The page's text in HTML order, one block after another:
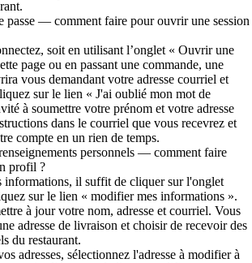
passe — comment faire pour ouvrir une session
soit en utilisant l’onglet « Ouvrir une
page ou en passant une commande, une
vous demandant votre adresse courriel et
sur le lien « J'ai oublié mon mot de
à soumettre votre prénom et votre adresse
dans le courriel que vous recevrez et
compte en un rien de temps.
personnels — comment faire
profil ?
informations, il suffit de cliquer sur l'onglet
sur le lien « modifier mes informations ».
à jour votre nom, adresse et courriel. Vous
adresse de livraison et choisir de recevoir des
du restaurant.
adresses, sélectionnez l'adresse à modifier à